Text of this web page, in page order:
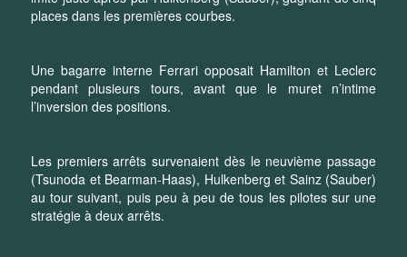
places dans les premières courbes.
Une bagarre interne Ferrari opposait Hamilton et Leclerc
pendant plusieurs tours, avant que le muret n’intime
l’inversion des positions.
Les premiers arrêts survenaient dès le neuvième passage
(Tsunoda et Bearman-Haas), Hulkenberg et Sainz (Sauber)
au tour suivant, puis peu à peu de tous les pilotes sur une
stratégie à deux arrêts.